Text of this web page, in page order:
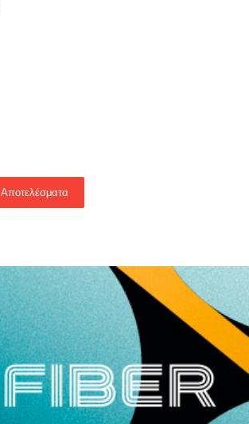
Αποτελέσματα
- Advertisement -